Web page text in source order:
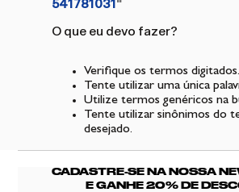
541781031 "
O que eu devo fazer?
Verifique os termos digitados.
Tente utilizar uma única
Utilize termos genéricos na
Tente utilizar sinônimos do
desejado.
CADASTRE-SE NA NOSSA
E GANHE 20% DE